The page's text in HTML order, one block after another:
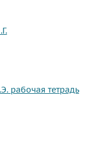
рабочая тетрадь